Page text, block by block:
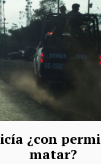
¿con
matar?